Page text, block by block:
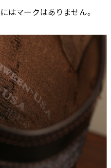
はマークはありません。